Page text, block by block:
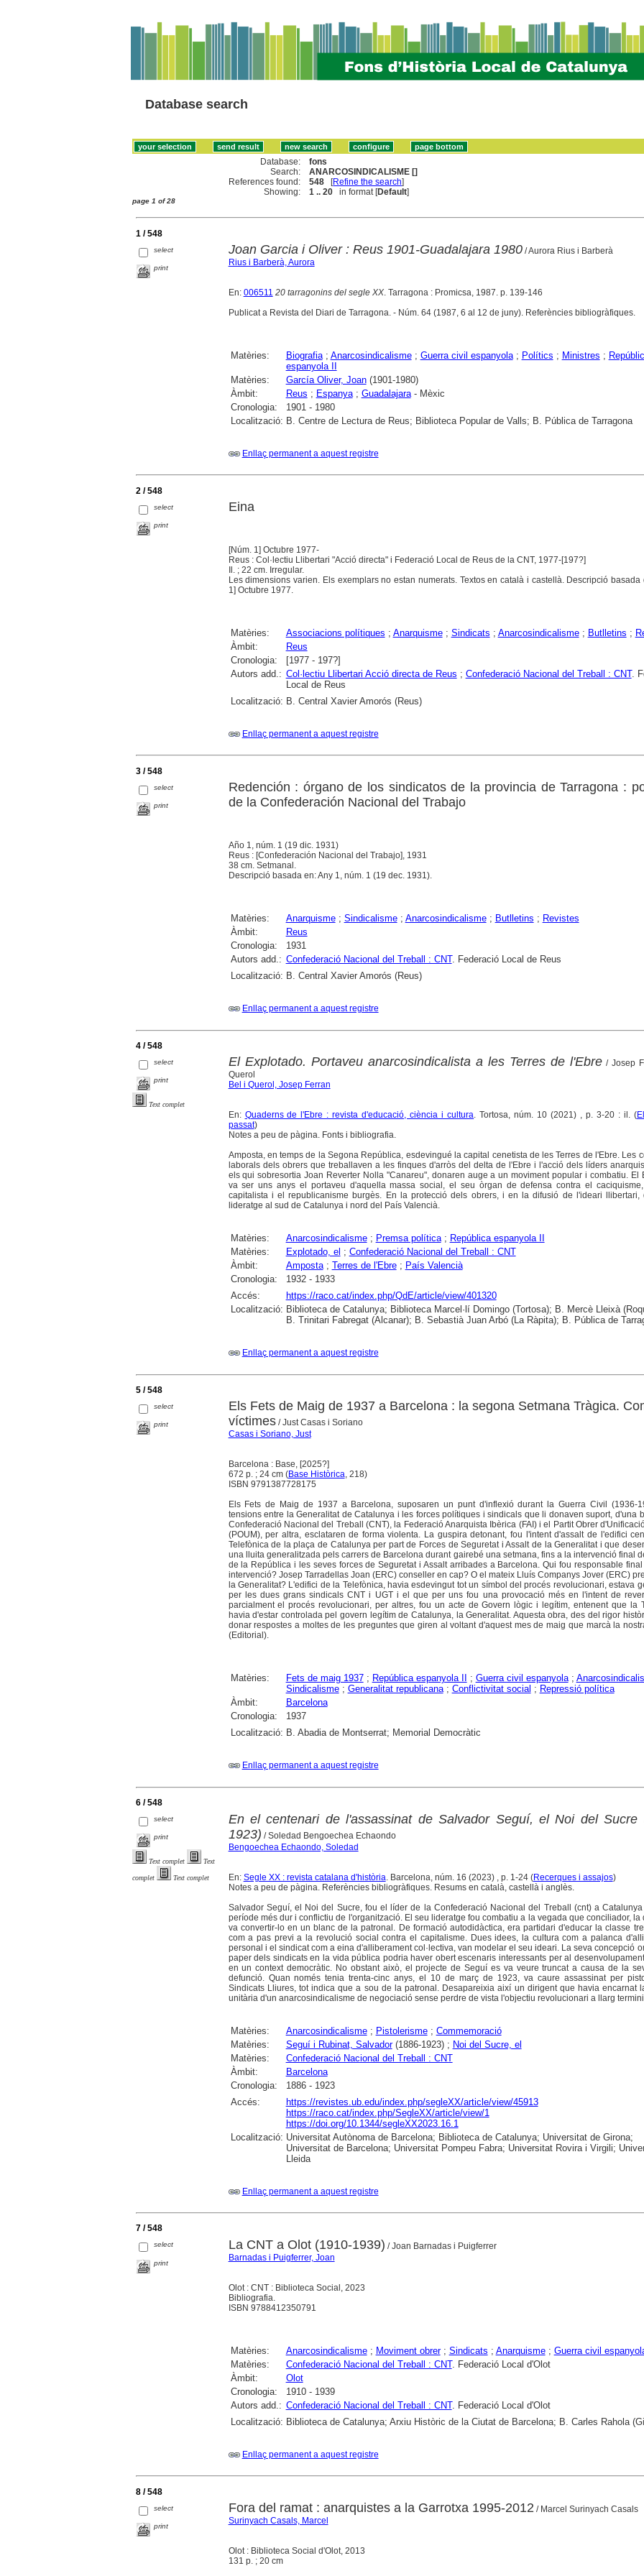
Database search
Database:
fons
Search:
ANARCOSINDICALISME []
References found:
548 [Refine the search]
Showing:
1 .. 20 in format [Default]
page 1 of 28
1 / 548
select
print
Joan Garcia i Oliver : Reus 1901-Guadalajara 1980/ Aurora Rius i Barberà
Rius i Barberà, Aurora
En: 006511 20 tarragonins del segle XX. Tarragona : Promicsa, 1987. p. 139-146
Publicat a Revista del Diari de Tarragona. - Núm. 64 (1987, 6 al 12 de juny). Referències bibliogràfiques.
Matèries: Biografia; Anarcosindicalisme; Guerra civil espanyola; Polítics ; Ministres ;
espanyola II
Matèries:
García Oliver, Joan(1901-1980)
Àmbit:
Reus ; Espanya; Guadalajara- Mèxic
Cronologia:
1901 - 1980
Localització: B. Centre de Lectura de Reus; Biblioteca Popular de Valls; B. Pública de Tarragona
Enllaç permanent a aquest registre
2 / 548
select
print
Eina
[Núm. 1] Octubre 1977-
Reus : Col·lectiu Llibertari "Acció directa" i Federació Local de Reus de la CNT, 1977-[197?]
Il. ; 22 cm. Irregular.
Les dimensions varien. Els exemplars no estan numerats. Textos en català i castellà. Descripció basada
1] Octubre 1977.
Matèries: Associacions polítiques ; Anarquisme; Sindicats ; Anarcosindicalisme; Butlletins ;
Àmbit:
Reus
Cronologia:
[1977 - 197?]
Autors add.: Col·lectiu Llibertari Acció directa de Reus ; Confederació Nacional del Treball : CNT.
Local de Reus
Localització: B. Central Xavier Amorós (Reus)
Enllaç permanent a aquest registre
3 / 548
select
print
Redención : órgano de los sindicatos de la provincia de Tarragona :
de la Confederación Nacional del Trabajo
Año 1, núm. 1 (19 dic. 1931)
Reus : [Confederación Nacional del Trabajo], 1931
38 cm. Setmanal.
Descripció basada en: Any 1, núm. 1 (19 dec. 1931).
Matèries: Anarquisme; Sindicalisme; Anarcosindicalisme; Butlletins ; Revistes
Àmbit:
Reus
Cronologia:
1931
Autors add.: Confederació Nacional del Treball : CNT. Federació Local de Reus
Localització: B. Central Xavier Amorós (Reus)
Enllaç permanent a aquest registre
4 / 548
select
print
Text complet
El Explotado. Portaveu anarcosindicalista a les Terres de l'Ebre/ Josep
Querol
Bel i Querol, Josep Ferran
En: Quaderns de l'Ebre : revista d'educació, ciència i cultura. Tortosa, núm. 10 (2021) , p. 3-20 : il. (
passat)
Notes a peu de pàgina. Fonts i bibliografia.
Amposta, en temps de la Segona República, esdevingué la capital cenetista de les Terres de l'Ebre. Les
laborals dels obrers que treballaven a les finques d'arròs del delta de l'Ebre i l'acció dels líders
els qui sobresortia Joan Reverter Nolla "Canareu", donaren auge a un moviment popular i combatiu. El
va ser uns anys el portaveu d'aquella massa social, el seu òrgan de defensa contra el
capitalista i el republicanisme burgès. En la protecció dels obrers, i en la difusió de l'ideari llibertari,
lideratge al sud de Catalunya i nord del País Valencià.
Matèries: Anarcosindicalisme; Premsa política; República espanyola II
Matèries:
Explotado, el ; Confederació Nacional del Treball : CNT
Àmbit:
Amposta; Terres de l'Ebre; País Valencià
Cronologia:
1932 - 1933
Accés:
https://raco.cat/index.php/QdE/article/view/401320
Localització: Biblioteca de Catalunya; Biblioteca Marcel·lí Domingo (Tortosa); B. Mercè Lleixà
B. Trinitari Fabregat (Alcanar); B. Sebastià Juan Arbó (La Ràpita); B. Pública de
Enllaç permanent a aquest registre
5 / 548
select
print
Els Fets de Maig de 1937 a Barcelona : la segona Setmana Tràgica.
víctimes/ Just Casas i Soriano
Casas i Soriano, Just
Barcelona : Base, [2025?]
672 p. ; 24 cm (Base Històrica, 218)
ISBN 9791387728175
Els Fets de Maig de 1937 a Barcelona, suposaren un punt d'inflexió durant la Guerra Civil (1936-
tensions entre la Generalitat de Catalunya i les forces polítiques i sindicals que li donaven suport, d'una
Confederació Nacional del Treball (CNT), la Federació Anarquista Ibèrica (FAI) i el Partit Obrer
(POUM), per altra, esclataren de forma violenta. La guspira detonant, fou l'intent d'assalt de l'edifici
Telefònica de la plaça de Catalunya per part de Forces de Seguretat i Assalt de la Generalitat i que
una lluita generalitzada pels carrers de Barcelona durant gairebé una setmana, fins a la intervenció final
de la República i les seves forces de Seguretat i Assalt arribades a Barcelona. Qui fou responsable
intervenció? Josep Tarradellas Joan (ERC) conseller en cap? O el mateix Lluís Companys Jover (ERC)
la Generalitat? L'edifici de la Telefònica, havia esdevingut tot un símbol del procés revolucionari, estava
per les dues grans sindicals CNT i UGT i el que per uns fou una provocació més en l'intent de
parcialment el procés revolucionari, per altres, fou un acte de Govern lògic i legítim, entenent que la
havia d'estar controlada pel govern legítim de Catalunya, la Generalitat. Aquesta obra, des del rigor
donar respostes a moltes de les preguntes que giren al voltant d'aquest mes de maig que marcà la
(Editorial).
Matèries: Fets de maig 1937; República espanyola II ; Guerra civil espanyola;
Sindicalisme; Generalitat republicana; Conflictivitat social ; Repressió política
Àmbit:
Barcelona
Cronologia:
1937
Localització: B. Abadia de Montserrat; Memorial Democràtic
Enllaç permanent a aquest registre
6 / 548
select
print
Text complet Text
complet Text complet
En el centenari de l'assassinat de Salvador Seguí, el Noi del Sucre
1923) / Soledad Bengoechea Echaondo
Bengoechea Echaondo, Soledad
En: Segle XX : revista catalana d'història . Barcelona, núm. 16 (2023) , p. 1-24 (Recerques i assajos)
Notes a peu de pàgina. Referències bibliogràfiques. Resums en català, castellà i anglès.
Salvador Seguí, el Noi del Sucre, fou el líder de la Confederació Nacional del Treball (cnt) a
període més dur i conflictiu de l'organització. El seu lideratge fou combatiu a la vegada que conciliador, la
va convertir-lo en un blanc de la patronal. De formació autodidàctica, era partidari d'educar la classe
com a pas previ a la revolució social contra el capitalisme. Dues idees, la cultura com a palanca
personal i el sindicat com a eina d'alliberament col·lectiva, van modelar el seu ideari. La seva concepció
paper dels sindicats en la vida pública podria haver obert escenaris interessants per al
en un context democràtic. No obstant això, el projecte de Seguí es va veure truncat a causa de la
defunció. Quan només tenia trenta-cinc anys, el 10 de març de 1923, va caure assassinat per
Sindicats Lliures, tot indica que a sou de la patronal. Desapareixia així un dirigent que havia encarnat
unitària d'un anarcosindicalisme de negociació sense perdre de vista l'objectiu revolucionari a llarg termini.
Matèries: Anarcosindicalisme; Pistolerisme; Commemoració
Matèries:
Seguí i Rubinat, Salvador(1886-1923) ; Noi del Sucre, el
Matèries:
Confederació Nacional del Treball : CNT
Àmbit:
Barcelona
Cronologia:
1886 - 1923
Accés:
https://revistes.ub.edu/index.php/segleXX/article/view/45913
https://raco.cat/index.php/SegleXX/article/view/1
https://doi.org/10.1344/segleXX2023.16.1
Localització: Universitat Autònoma de Barcelona; Biblioteca de Catalunya; Universitat de Girona;
Universitat de Barcelona; Universitat Pompeu Fabra; Universitat Rovira i Virgili;
Lleida
Enllaç permanent a aquest registre
7 / 548
select
print
La CNT a Olot (1910-1939) / Joan Barnadas i Puigferrer
Barnadas i Puigferrer, Joan
Olot : CNT : Biblioteca Social, 2023
Bibliografia.
ISBN 9788412350791
Matèries: Anarcosindicalisme; Moviment obrer; Sindicats ; Anarquisme; Guerra civil
Matèries:
Confederació Nacional del Treball : CNT. Federació Local d'Olot
Àmbit:
Olot
Cronologia:
1910 - 1939
Autors add.: Confederació Nacional del Treball : CNT. Federació Local d'Olot
Localització: Biblioteca de Catalunya; Arxiu Històric de la Ciutat de Barcelona; B. Carles Rahola
Enllaç permanent a aquest registre
8 / 548
select
print
Fora del ramat : anarquistes a la Garrotxa 1995-2012 / Marcel Surinyach Casals
Surinyach Casals, Marcel
Olot : Biblioteca Social d'Olot, 2013
131 p. ; 20 cm